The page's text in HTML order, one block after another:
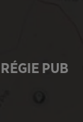
RÉGIE PUB